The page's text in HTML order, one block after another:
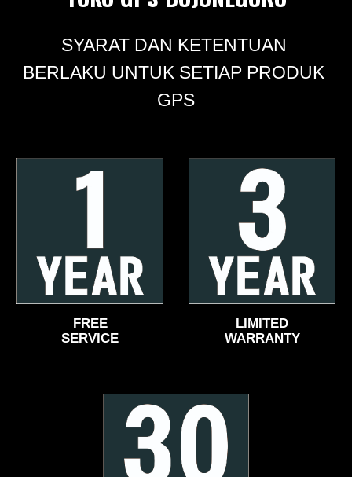
SYARAT DAN KETENTUAN
BERLAKU UNTUK SETIAP PRODUK
GPS
FREE
SERVICE
LIMITED
WARRANTY